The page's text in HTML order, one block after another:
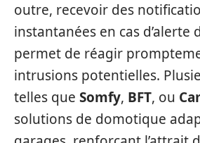
outre, recevoir des
instantanées en cas d’alerte
permet de réagir
intrusions potentielles.
telles que Somfy, BFT, ou
solutions de domotique